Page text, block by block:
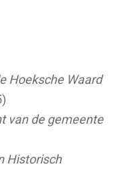
Hoeksche Waard
van de gemeente
Historisch